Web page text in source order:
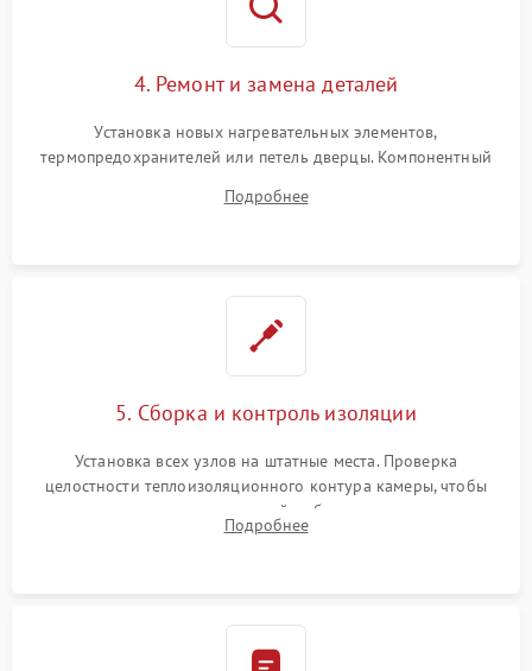
4. Ремонт и замена деталей
Установка новых нагревательных элементов,
термопредохранителей или петель дверцы. Компонентный
выгоревших реле, восстановление контактов и замена
Подробнее
5. Сборка и контроль изоляции
Установка всех узлов на штатные места. Проверка
целостности теплоизоляционного контура камеры, чтобы
исключить перегрев кухонной мебели и потерю тепла.
Надежная фиксация клемм и сборка корпуса шкафа.
Подробнее